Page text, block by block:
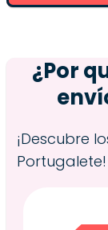
¿Por
¡Descubre